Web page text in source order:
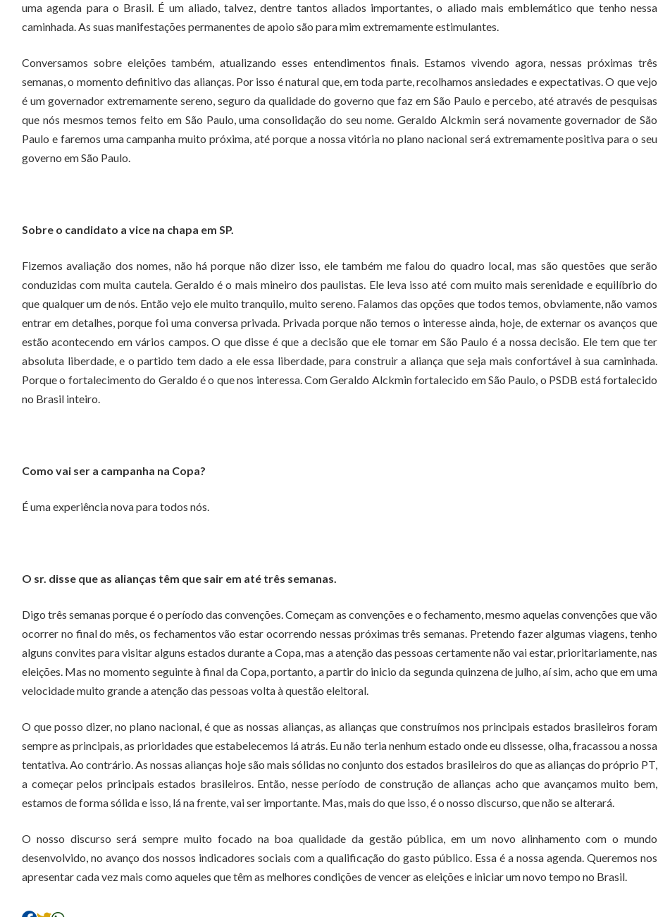
uma agenda para o Brasil. É um aliado, talvez, dentre tantos aliados importantes, o aliado mais emblemático que tenho nessa
caminhada. As suas manifestações permanentes de apoio são para mim extremamente estimulantes.
Conversamos sobre eleições também, atualizando esses entendimentos finais. Estamos vivendo agora, nessas próximas três
semanas, o momento definitivo das alianças. Por isso é natural que, em toda parte, recolhamos ansiedades e expectativas. O que vejo
é um governador extremamente sereno, seguro da qualidade do governo que faz em São Paulo e percebo, até através de pesquisas
que nós mesmos temos feito em São Paulo, uma consolidação do seu nome. Geraldo Alckmin será novamente governador de São
Paulo e faremos uma campanha muito próxima, até porque a nossa vitória no plano nacional será extremamente positiva para o seu
governo em São Paulo.
Sobre o candidato a vice na chapa em SP.
Fizemos avaliação dos nomes, não há porque não dizer isso, ele também me falou do quadro local, mas são questões que serão
conduzidas com muita cautela. Geraldo é o mais mineiro dos paulistas. Ele leva isso até com muito mais serenidade e equilíbrio do
que qualquer um de nós. Então vejo ele muito tranquilo, muito sereno. Falamos das opções que todos temos, obviamente, não vamos
entrar em detalhes, porque foi uma conversa privada. Privada porque não temos o interesse ainda, hoje, de externar os avanços que
estão acontecendo em vários campos. O que disse é que a decisão que ele tomar em São Paulo é a nossa decisão. Ele tem que ter
absoluta liberdade, e o partido tem dado a ele essa liberdade, para construir a aliança que seja mais confortável à sua caminhada.
Porque o fortalecimento do Geraldo é o que nos interessa. Com Geraldo Alckmin fortalecido em São Paulo, o PSDB está fortalecido
no Brasil inteiro.
Como vai ser a campanha na Copa?
É uma experiência nova para todos nós.
O sr. disse que as alianças têm que sair em até três semanas.
Digo três semanas porque é o período das convenções. Começam as convenções e o fechamento, mesmo aquelas convenções que vão
ocorrer no final do mês, os fechamentos vão estar ocorrendo nessas próximas três semanas. Pretendo fazer algumas viagens, tenho
alguns convites para visitar alguns estados durante a Copa, mas a atenção das pessoas certamente não vai estar, prioritariamente, nas
eleições. Mas no momento seguinte à final da Copa, portanto, a partir do inicio da segunda quinzena de julho, aí sim, acho que em uma
velocidade muito grande a atenção das pessoas volta à questão eleitoral.
O que posso dizer, no plano nacional, é que as nossas alianças, as alianças que construímos nos principais estados brasileiros foram
sempre as principais, as prioridades que estabelecemos lá atrás. Eu não teria nenhum estado onde eu dissesse, olha, fracassou a nossa
tentativa. Ao contrário. As nossas alianças hoje são mais sólidas no conjunto dos estados brasileiros do que as alianças do próprio PT,
a começar pelos principais estados brasileiros. Então, nesse período de construção de alianças acho que avançamos muito bem,
estamos de forma sólida e isso, lá na frente, vai ser importante. Mas, mais do que isso, é o nosso discurso, que não se alterará.
O nosso discurso será sempre muito focado na boa qualidade da gestão pública, em um novo alinhamento com o mundo
desenvolvido, no avanço dos nossos indicadores sociais com a qualificação do gasto público. Essa é a nossa agenda. Queremos nos
apresentar cada vez mais como aqueles que têm as melhores condições de vencer as eleições e iniciar um novo tempo no Brasil.